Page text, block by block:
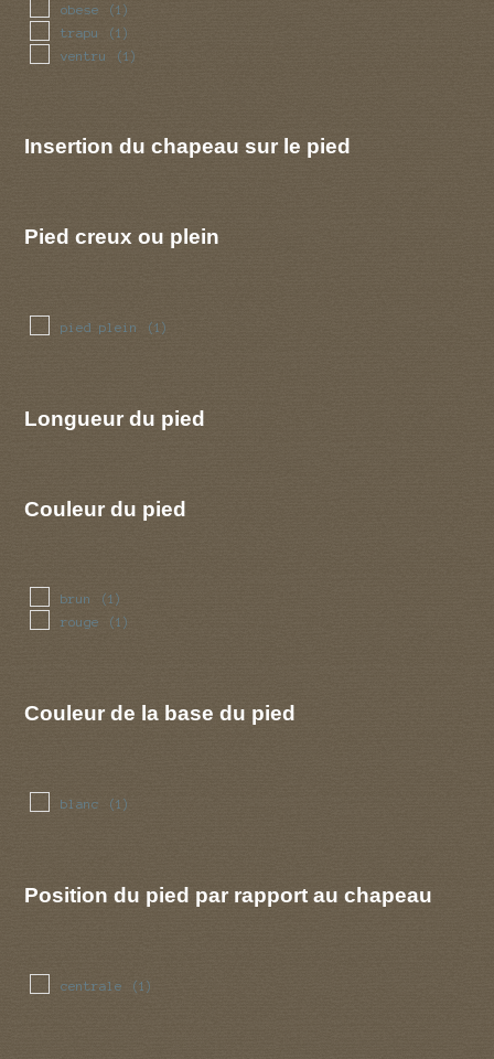
obese (1)
trapu (1)
ventru (1)
Insertion du chapeau sur le pied
Pied creux ou plein
pied plein (1)
Longueur du pied
Couleur du pied
brun (1)
rouge (1)
Couleur de la base du pied
blanc (1)
Position du pied par rapport au chapeau
centrale (1)